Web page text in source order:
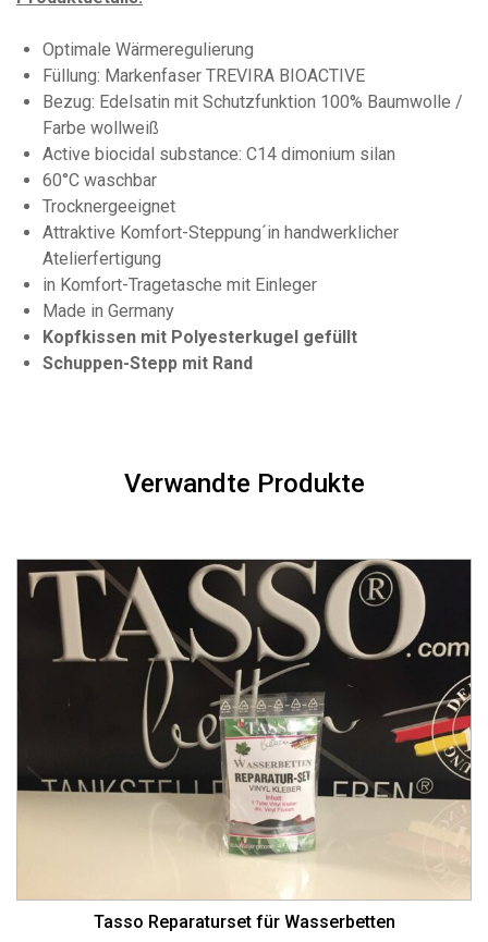
Optimale Wärmeregulierung
Füllung: Markenfaser TREVIRA BIOACTIVE
Bezug: Edelsatin mit Schutzfunktion 100% Baumwolle /
Farbe wollweiß
Active biocidal substance: C14 dimonium silan
60°C waschbar
Trocknergeeignet
Attraktive Komfort-Steppung´in handwerklicher
Atelierfertigung
in Komfort-Tragetasche mit Einleger
Made in Germany
Kopfkissen mit Polyesterkugel gefüllt
Schuppen-Stepp mit Rand
Verwandte Produkte
Tasso Reparaturset für Wasserbetten